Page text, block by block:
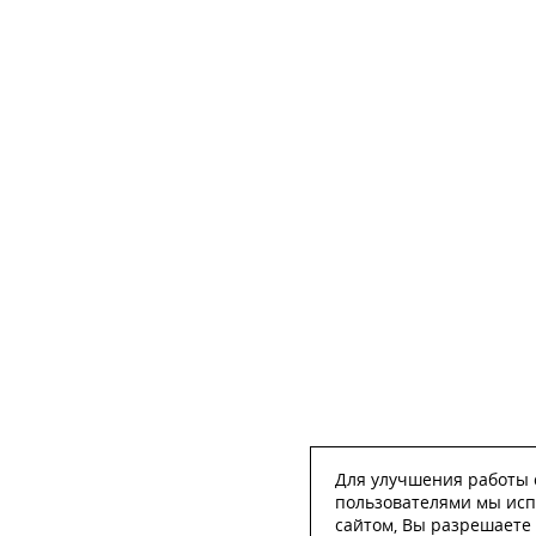
Для улучшения работы
пользователями мы
сайтом, Вы разрешаете